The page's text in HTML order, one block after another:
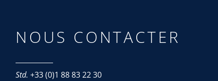
NOUS CONTACTER
Std. +33 (0)1 88 83 22 30